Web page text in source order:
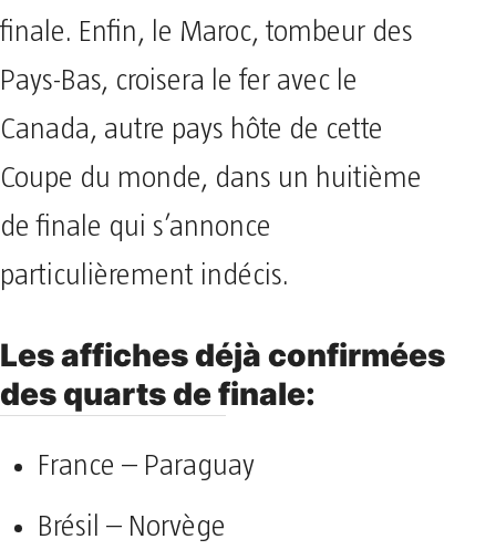
finale. Enfin, le Maroc, tombeur des
Pays-Bas, croisera le fer avec le
Canada, autre pays hôte de cette
Coupe du monde, dans un huitième
de finale qui s’annonce
particulièrement indécis.
Les affiches déjà confirmées
des quarts de finale:
France – Paraguay
Brésil – Norvège